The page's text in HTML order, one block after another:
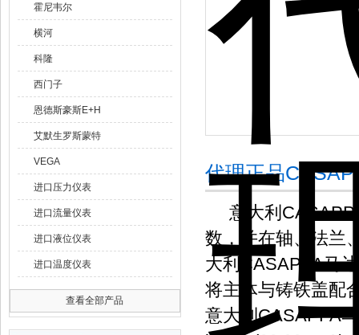
霍尼韦尔
横河
科隆
西门子
恩德斯豪斯E+H
艾默生罗斯蒙特
VEGA
进口压力仪表
进口流量仪表
进口液位仪表
进口温度仪表
查看全部产品
代理正品
意大利
数，并在轴、法兰
大利CASAPPA马
将主体与铸铁盖配
意大利CASAPPA